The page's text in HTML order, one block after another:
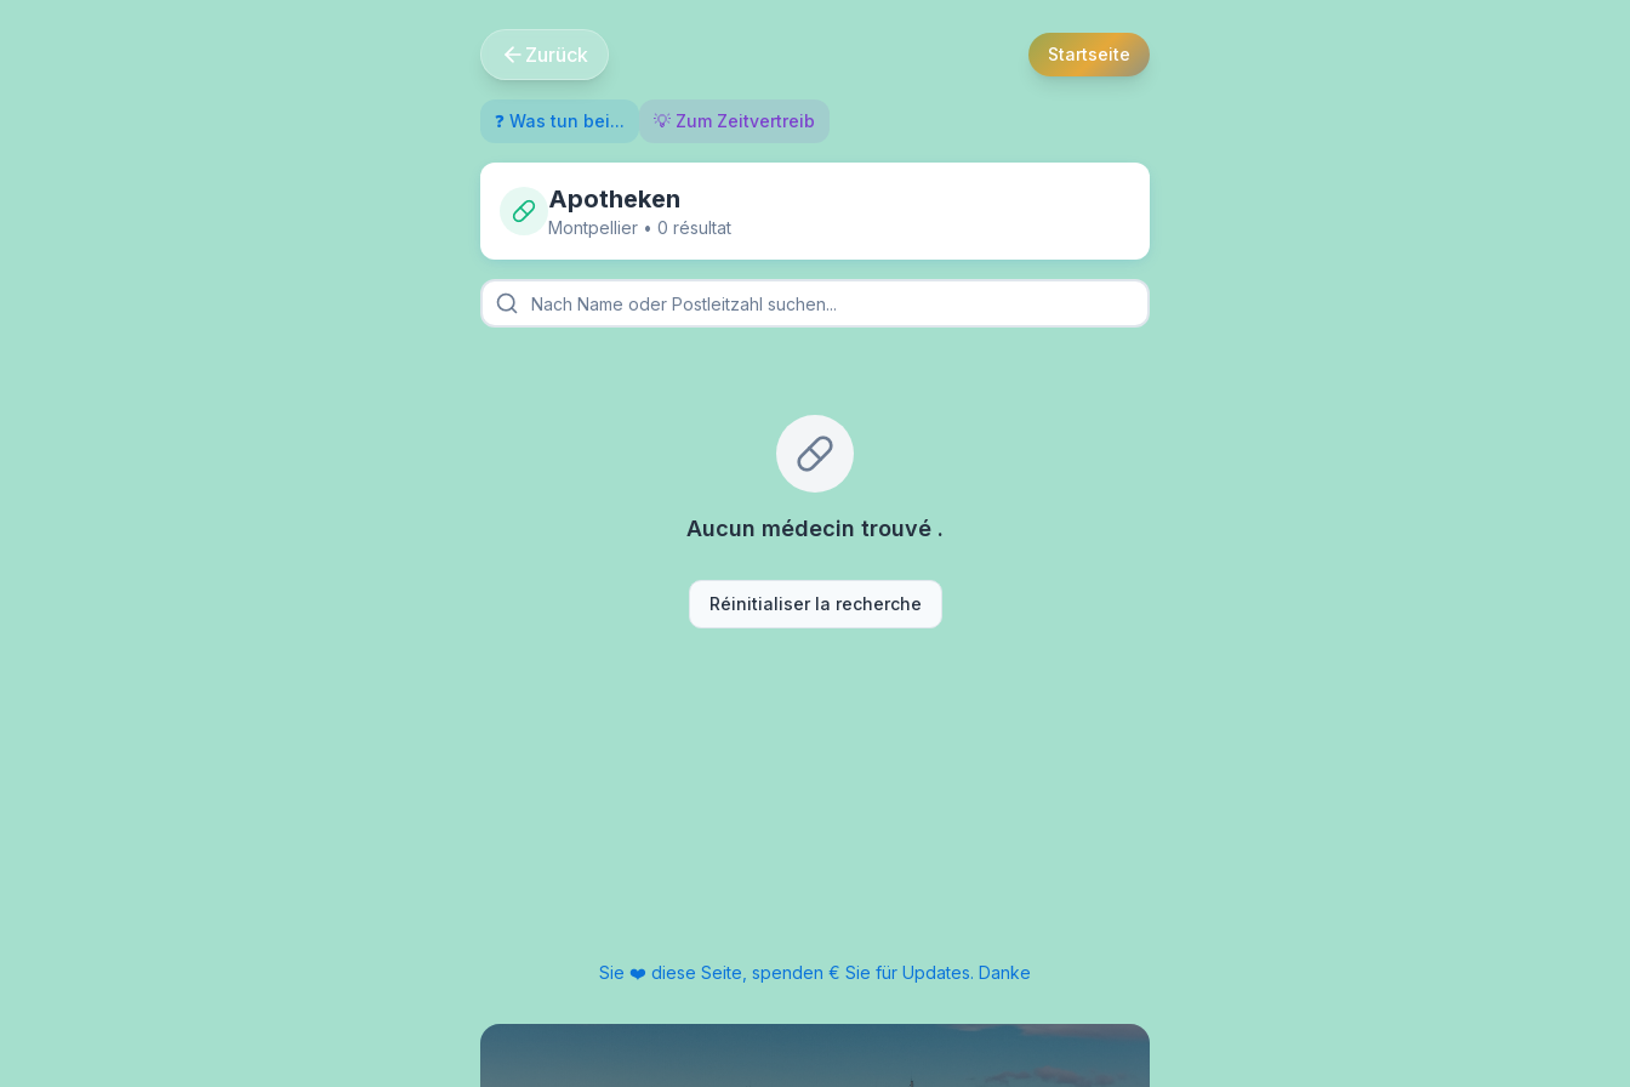
Zurück Startseite
❓ Was tun bei... 💡 Zum Zeitvertreib
Apotheken
Montpellier • 0 résultat
Aucun médecin trouvé .
Réinitialiser la recherche
Sie ❤️ diese Seite, spenden € Sie für Updates. Danke